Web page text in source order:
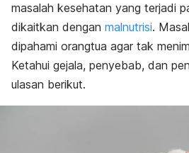
Pengobatan
Pencegahan
masalah kesehatan yang terjadi
dikaitkan dengan malnutrisi.
dipahami orangtua agar tak
Ketahui gejala, penyebab, dan
ulasan berikut.